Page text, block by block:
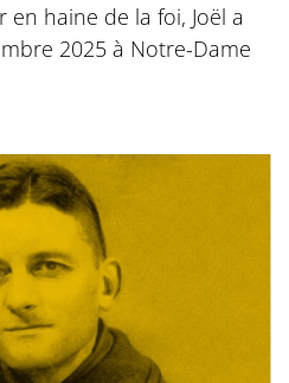
haine de la foi, Joël a
2025 à Notre-Dame